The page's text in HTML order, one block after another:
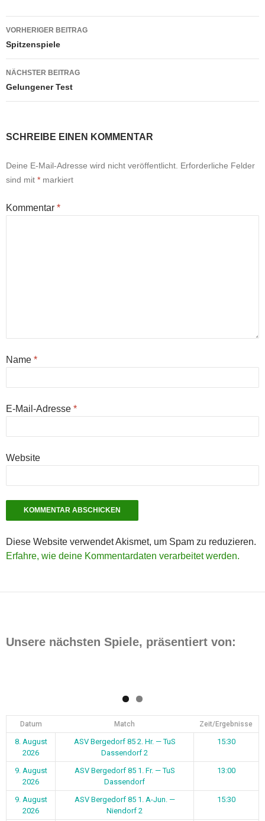
Beitragsnavigation
VORHERIGER BEITRAG
Spitzenspiele
NÄCHSTER BEITRAG
Gelungener Test
SCHREIBE EINEN KOMMENTAR
Deine E-Mail-Adresse wird nicht veröffentlicht. Erforderliche Felder
sind mit * markiert
Kommentar *
Name *
E-Mail-Adresse *
Website
Diese Website verwendet Akismet, um Spam zu reduzieren.
Erfahre, wie deine Kommentardaten verarbeitet werden.
Unsere nächsten Spiele, präsentiert von:
Datum Match Zeit/Ergebnisse
8. August
2026
ASV Bergedorf 85 2. Hr. — TuS
Dassendorf 2
15:30
9. August
2026
ASV Bergedorf 85 1. Fr. — TuS
Dassendorf
13:00
9. August
2026
ASV Bergedorf 85 1. A-Jun. —
Niendorf 2
15:30